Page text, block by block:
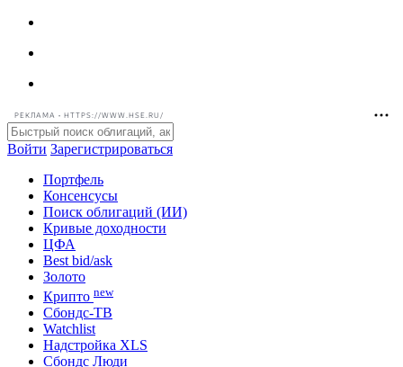
РЕКЛАМА • HTTPS://WWW.HSE.RU/
Войти Зарегистрироваться
Портфель
Консенсусы
Поиск облигаций (ИИ)
Кривые доходности
ЦФА
Best bid/ask
Золото
Крипто new